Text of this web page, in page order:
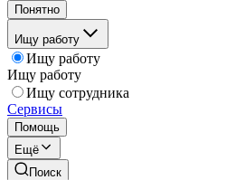
Понятно
Ищу работу
Ищу работу
Ищу работу
Ищу сотрудника
Сервисы
Помощь
Ещё
Поиск